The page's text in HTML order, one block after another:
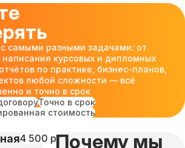
самыми разными задачами: от
курсовых и дипломных
по практике, бизнес-планов,
любой сложности — всё
и точно в срок
Точно в срок
стоимость
4 500 рубПочему мы